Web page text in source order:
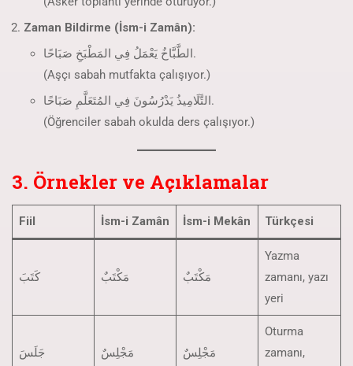
Zaman Bildirme (İsm-i Zamân):
الطَّبَّاخُ يَعْمَلُ فِي المَطْبَخِ صَبَاحًا.
(Aşçı sabah mutfakta çalışıyor.)
التَّلَامِيذُ يَدْرُسُونَ فِي المُتَعَلَّمِ صَبَاحًا.
(Öğrenciler sabah okulda ders çalışıyor.)
3. Örnekler ve Açıklamalar
Fiil İsm-i Zamân İsm-i Mekân Türkçesi
كَتَبَ مَكْتَبٌ مَكْتَبٌ
Yazma
zamanı, yazı
yeri
جَلَسَ مَجْلِسٌ مَجْلِسٌ
Oturma
zamanı,